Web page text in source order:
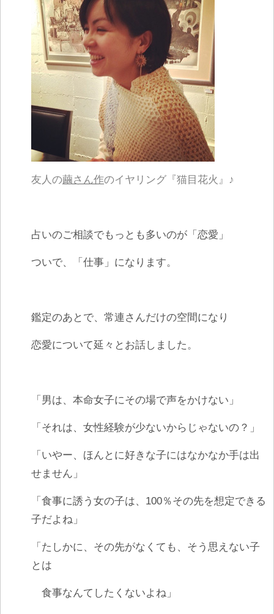
友人の繭さん作のイヤリング『猫目花火』♪
占いのご相談でもっとも多いのが「恋愛」
ついで、「仕事」になります。
鑑定のあとで、常連さんだけの空間になり
恋愛について延々とお話しました。
「男は、本命女子にその場で声をかけない」
「それは、女性経験が少ないからじゃないの？」
「いやー、ほんとに好きな子にはなかなか手は出
せません」
「食事に誘う女の子は、100％その先を想定できる
子だよね」
「たしかに、その先がなくても、そう思えない子
とは
食事なんてしたくないよね」